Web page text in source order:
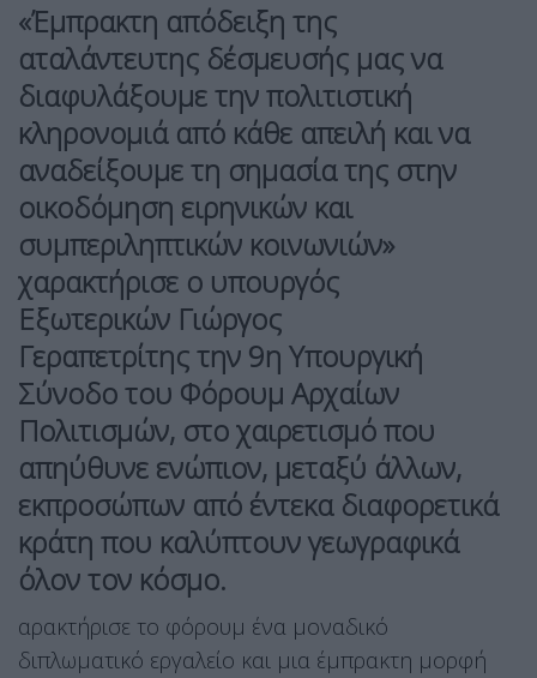
«Έμπρακτη απόδειξη της
αταλάντευτης δέσμευσής μας να
διαφυλάξουμε την πολιτιστική
κληρονομιά από κάθε απειλή και να
αναδείξουμε τη σημασία της στην
οικοδόμηση ειρηνικών και
συμπεριληπτικών κοινωνιών»
χαρακτήρισε ο υπουργός
Εξωτερικών Γιώργος
Γεραπετρίτης την 9η Υπουργική
Σύνοδο του Φόρουμ Αρχαίων
Πολιτισμών, στο χαιρετισμό που
απηύθυνε ενώπιον, μεταξύ άλλων,
εκπροσώπων από έντεκα διαφορετικά
κράτη που καλύπτουν γεωγραφικά
όλον τον κόσμο.
αρακτήρισε το φόρουμ ένα μοναδικό
διπλωματικό εργαλείο και μια έμπρακτη μορφή